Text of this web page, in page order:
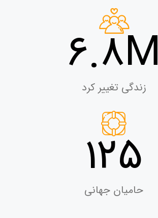
6.8M
زندگی تغییر کرد
125
حامیان جهانی